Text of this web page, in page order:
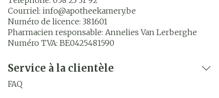
Courriel: info@apotheekamery.be
Numéro de licence: 381601
Pharmacien responsable: Annelies Van Lerberghe
Numéro TVA: BE0425481590
Service à la clientèle
FAQ